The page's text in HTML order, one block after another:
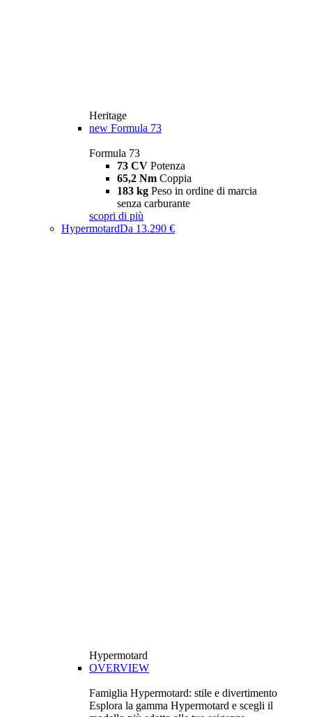
Heritage
new Formula 73
Formula 73
73 CV Potenza
65,2 Nm Coppia
183 kg Peso in ordine di marcia
senza carburante
scopri di più
HypermotardDa 13.290 €
Hypermotard
OVERVIEW
Famiglia Hypermotard: stile e divertimento
Esplora la gamma Hypermotard e scegli il